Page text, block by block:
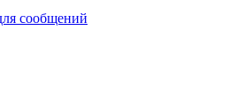
сообщений